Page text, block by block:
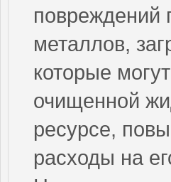
повреждений
металлов,
которые
очищенной
ресурсе,
расходы на